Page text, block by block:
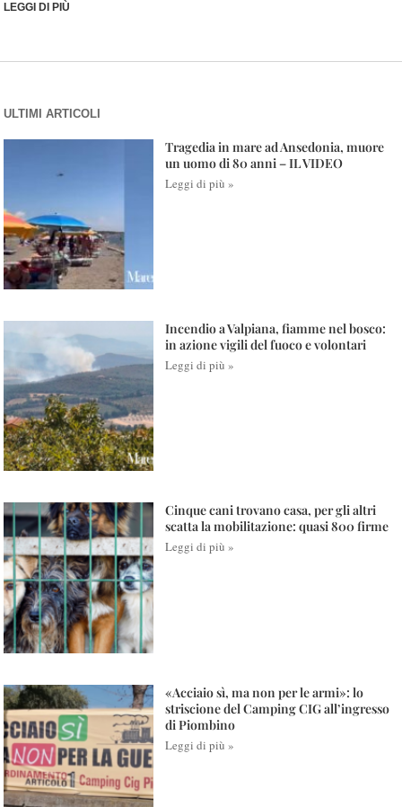
LEGGI DI PIÙ
ULTIMI ARTICOLI
Tragedia in mare ad Ansedonia, muore
un uomo di 80 anni – IL VIDEO
Leggi di più »
Incendio a Valpiana, fiamme nel bosco:
in azione vigili del fuoco e volontari
Leggi di più »
Cinque cani trovano casa, per gli altri
scatta la mobilitazione: quasi 800 firme
Leggi di più »
«Acciaio sì, ma non per le armi»: lo
striscione del Camping CIG all’ingresso
di Piombino
Leggi di più »